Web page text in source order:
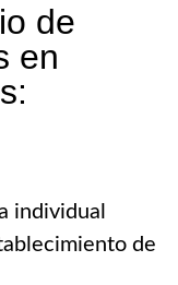
de
en
individual
de